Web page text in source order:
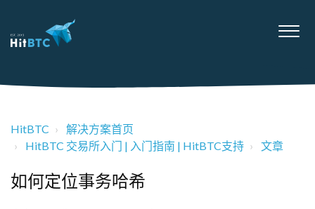
HitBTC
解决方案首页
HitBTC 交易所入门 | 入门指南 | HitBTC支持
文章
如何定位事务哈希